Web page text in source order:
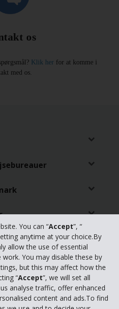
You can “Accept”, “
anytime at your choice.By
allow the use of essential
You may disable these by
but this may affect how the
“Accept”, we will set all
analyse traffic, offer enhanced
content and ads.To find
os
Klik her for at komme i
med os.
Biludlejning udlejer biler, minibusser